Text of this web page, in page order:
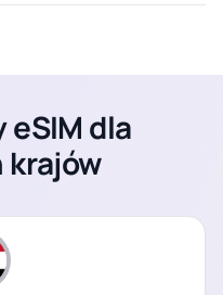
eSIM dla
krajów